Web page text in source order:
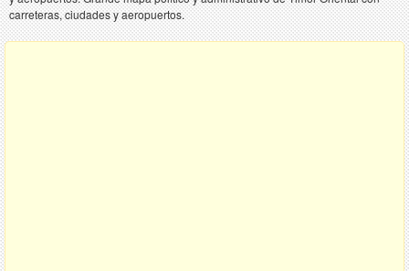
carreteras, ciudades y aeropuertos.